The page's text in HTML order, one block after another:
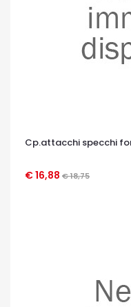
Cp.attacchi specchi
€ 16,88 € 18,75
OCCHIATA VELOCE